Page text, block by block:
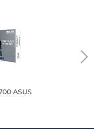
ASUS